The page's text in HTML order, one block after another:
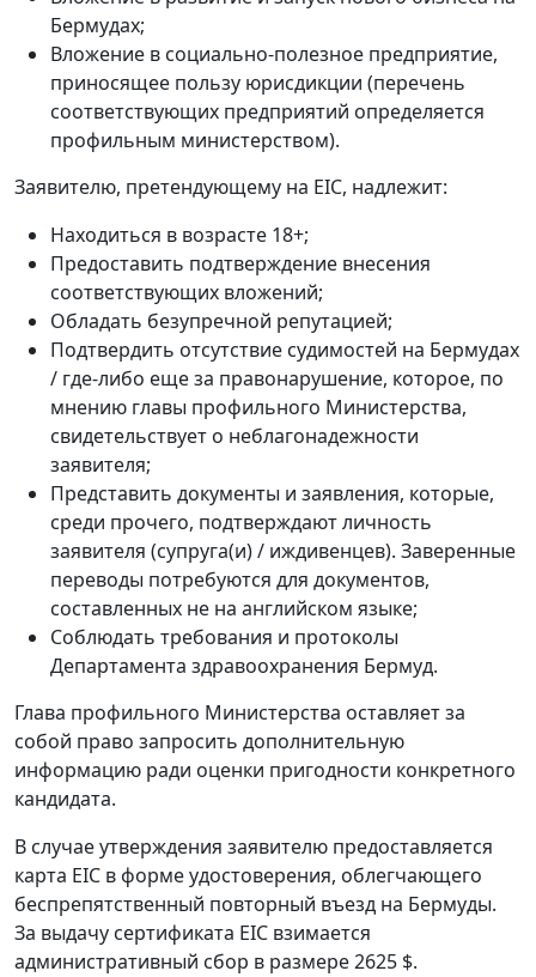
Бермудах;
Вложение в социально-полезное предприятие,
приносящее пользу юрисдикции (перечень
соответствующих предприятий определяется
профильным министерством).
Заявителю, претендующему на EIC, надлежит:
Находиться в возрасте 18+;
Предоставить подтверждение внесения
соответствующих вложений;
Обладать безупречной репутацией;
Подтвердить отсутствие судимостей на Бермудах
/ где-либо еще за правонарушение, которое, по
мнению главы профильного Министерства,
свидетельствует о неблагонадежности
заявителя;
Представить документы и заявления, которые,
среди прочего, подтверждают личность
заявителя (супруга(и) / иждивенцев). Заверенные
переводы потребуются для документов,
составленных не на английском языке;
Соблюдать требования и протоколы
Департамента здравоохранения Бермуд.
Глава профильного Министерства оставляет за
собой право запросить дополнительную
информацию ради оценки пригодности конкретного
кандидата.
В случае утверждения заявителю предоставляется
карта EIC в форме удостоверения, облегчающего
беспрепятственный повторный въезд на Бермуды.
За выдачу сертификата EIC взимается
административный сбор в размере 2625 $.